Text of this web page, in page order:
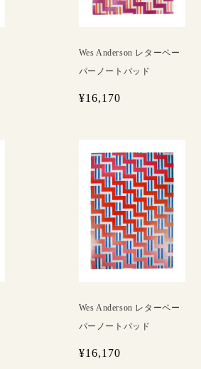
Wes Anderson レターペー
パーノートパッド
¥16,170
Wes Anderson レターペー
パーノートパッド
¥16,170